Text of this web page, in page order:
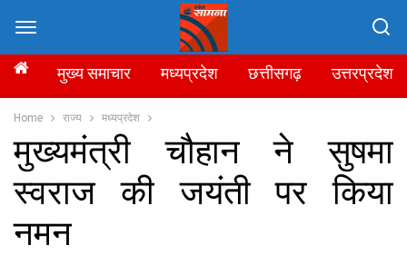
Home राज्य मध्यप्रदेश
मुख्यमंत्री चौहान ने सुषमा
स्वराज की जयंती पर किया
नमन
मुख्य समाचार मध्यप्रदेश छत्तीसगढ़ उत्तरप्रदेश